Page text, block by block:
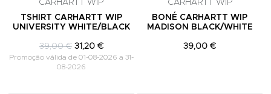
CARHARTT WIP
TSHIRT CARHARTT WIP
UNIVERSITY WHITE/BLACK
39,00 € 31,20 €
Promoção válida de 01-08-2026 a 31-
08-2026
CARHARTT WIP
BONÉ CARHARTT WIP
MADISON BLACK/WHITE
39,00 €